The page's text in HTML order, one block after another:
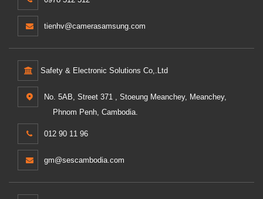
tienhv@camerasamsung.com
Safety & Electronic Solutions Co,.Ltd
No. 5AB, Street 371 , Stoeung Meanchey, Meanchey,
Phnom Penh, Cambodia.
012 90 11 96
gm@sescambodia.com